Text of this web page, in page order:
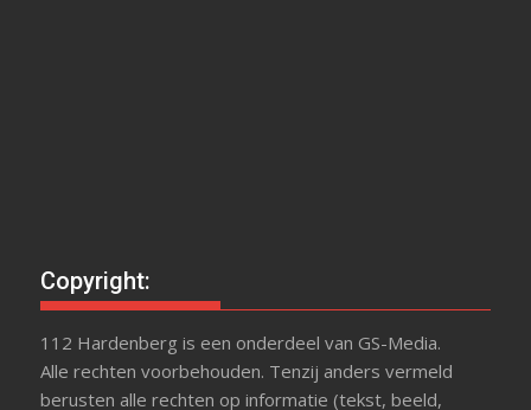
Copyright:
112 Hardenberg is een onderdeel van GS-Media.
Alle rechten voorbehouden. Tenzij anders vermeld
berusten alle rechten op informatie (tekst, beeld,